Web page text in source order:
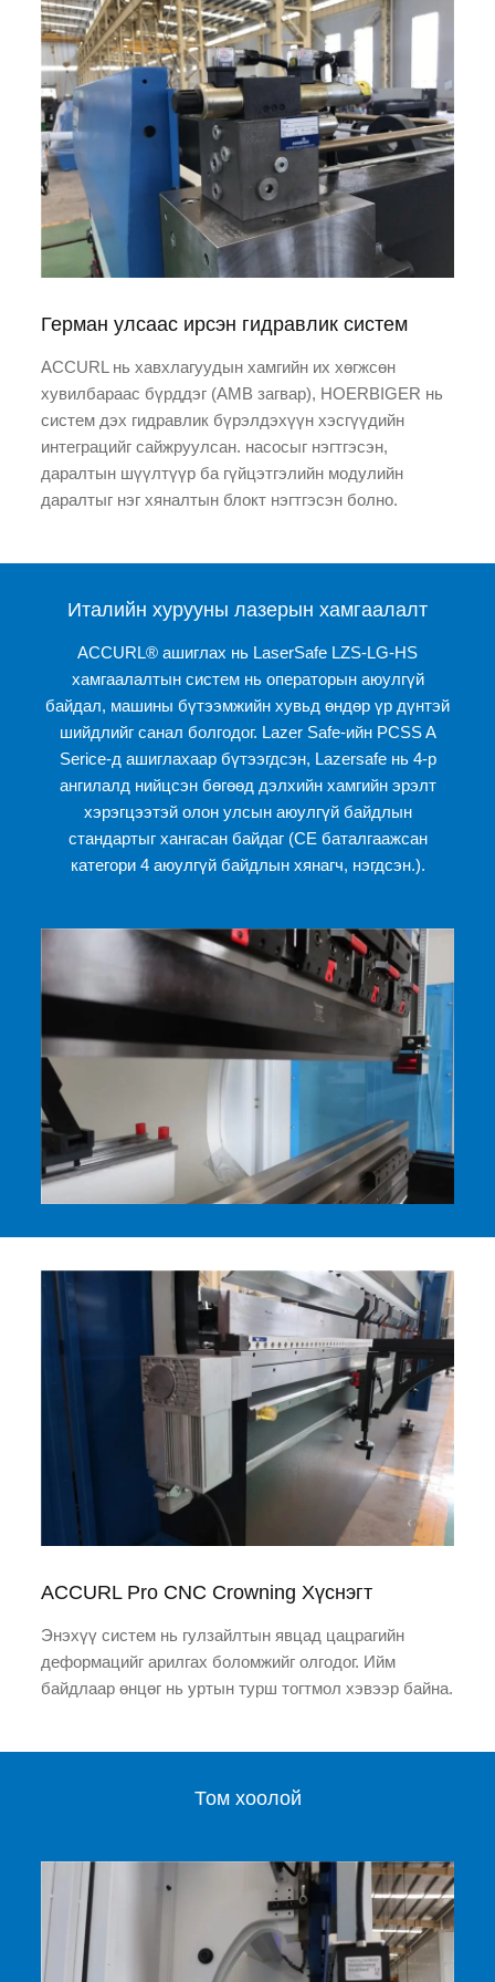
Герман улсаас ирсэн гидравлик систем
ACCURL нь хавхлагуудын хамгийн их хөгжсөн
хувилбараас бүрддэг (AMB загвар), HOERBIGER нь
систем дэх гидравлик бүрэлдэхүүн хэсгүүдийн
интеграцийг сайжруулсан. насосыг нэгтгэсэн,
даралтын шүүлтүүр ба гүйцэтгэлийн модулийн
даралтыг нэг хяналтын блокт нэгтгэсэн болно.
Италийн хурууны лазерын хамгаалалт
ACCURL® ашиглах нь LaserSafe LZS-LG-HS
хамгаалалтын систем нь операторын аюулгүй
байдал, машины бүтээмжийн хувьд өндөр үр дүнтэй
шийдлийг санал болгодог. Lazer Safe-ийн PCSS A
Serice-д ашиглахаар бүтээгдсэн, Lazersafe нь 4-р
ангилалд нийцсэн бөгөөд дэлхийн хамгийн эрэлт
хэрэгцээтэй олон улсын аюулгүй байдлын
стандартыг хангасан байдаг (CE баталгаажсан
категори 4 аюулгүй байдлын хянагч, нэгдсэн.).
ACCURL Pro CNC Crowning Хүснэгт
Энэхүү систем нь гулзайлтын явцад цацрагийн
деформацийг арилгах боломжийг олгодог. Ийм
байдлаар өнцөг нь уртын турш тогтмол хэвээр байна.
Том хоолой